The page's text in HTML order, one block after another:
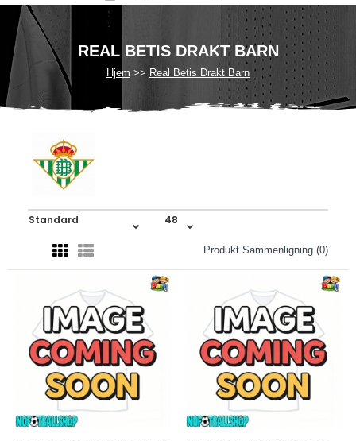
REAL BETIS DRAKT BARN
Hjem Real Betis Drakt Barn
Produkt Sammenligning (0)